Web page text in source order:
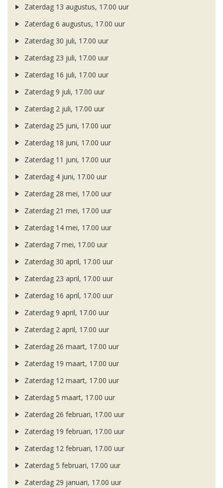
Zaterdag 13 augustus, 17.00 uur
Zaterdag 6 augustus, 17.00 uur
Zaterdag 30 juli, 17.00 uur
Zaterdag 23 juli, 17.00 uur
Zaterdag 16 juli, 17.00 uur
Zaterdag 9 juli, 17.00 uur
Zaterdag 2 juli, 17.00 uur
Zaterdag 25 juni, 17.00 uur
Zaterdag 18 juni, 17.00 uur
Zaterdag 11 juni, 17.00 uur
Zaterdag 4 juni, 17.00 uur
Zaterdag 28 mei, 17.00 uur
Zaterdag 21 mei, 17.00 uur
Zaterdag 14 mei, 17.00 uur
Zaterdag 7 mei, 17.00 uur
Zaterdag 30 april, 17.00 uur
Zaterdag 23 april, 17.00 uur
Zaterdag 16 april, 17.00 uur
Zaterdag 9 april, 17.00 uur
Zaterdag 2 april, 17.00 uur
Zaterdag 26 maart, 17.00 uur
Zaterdag 19 maart, 17.00 uur
Zaterdag 12 maart, 17.00 uur
Zaterdag 5 maart, 17.00 uur
Zaterdag 26 februari, 17.00 uur
Zaterdag 19 februari, 17.00 uur
Zaterdag 12 februari, 17.00 uur
Zaterdag 5 februari, 17.00 uur
Zaterdag 29 januari, 17.00 uur